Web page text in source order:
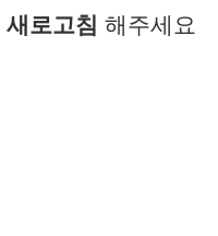
새로고침 해주세요